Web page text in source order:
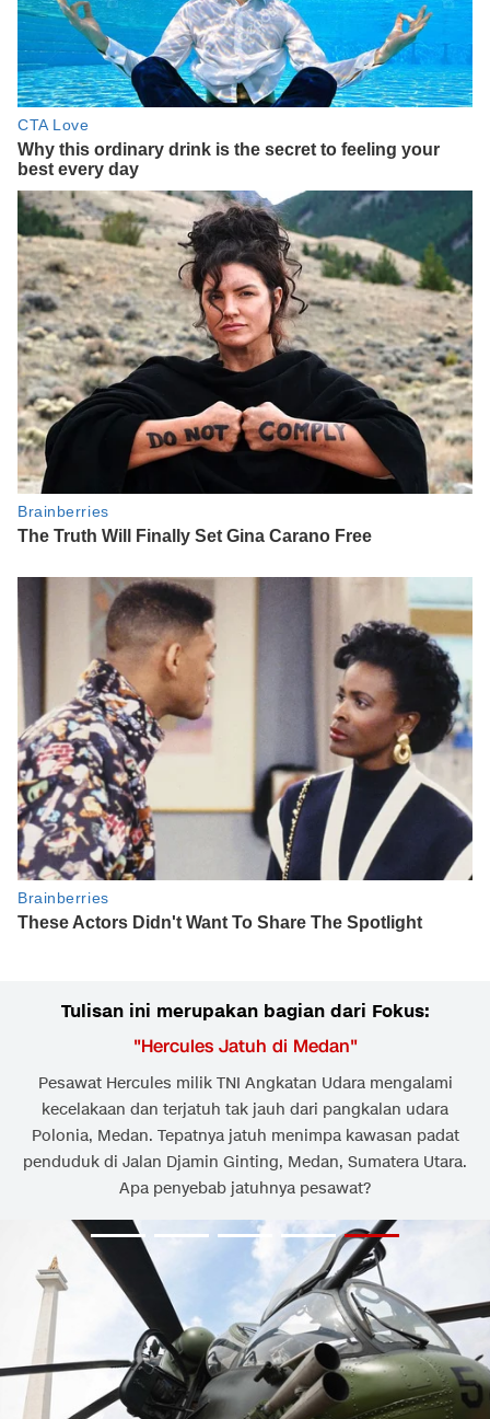
Tulisan ini merupakan bagian dari Fokus:
"Hercules Jatuh di Medan"
Pesawat Hercules milik TNI Angkatan Udara mengalami
kecelakaan dan terjatuh tak jauh dari pangkalan udara
Polonia, Medan. Tepatnya jatuh menimpa kawasan padat
penduduk di Jalan Djamin Ginting, Medan, Sumatera Utara.
Apa penyebab jatuhnya pesawat?